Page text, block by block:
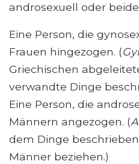
androsexuell oder
Eine Person, die
Frauen hingezogen. (
Griechischen
verwandte Dinge
Eine Person, die
Männern angezogen. (
dem Dinge
Männer beziehen.)